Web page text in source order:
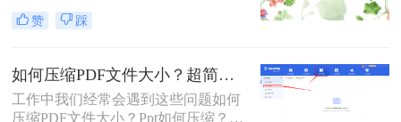
里还包含大量表格和图片，打开时变
得很卡顿。pdf压缩就变得必不可少，
的试试呀~
赞 踩
如何压缩PDF文件大小？超简单的压缩方法来了!
工作中我们经常会遇到这些问题如何
压缩PDF文件大小？Ppt如何压缩？